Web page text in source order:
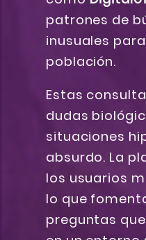
patrones de
inusuales
población.
Estas
dudas
situaciones
absurdo. La
los usuarios
lo que
preguntas